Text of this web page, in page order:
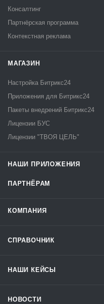
Консалтинг
Партнёрская программа
Контекстная реклама
МАГАЗИН
Настройка Битрикс24
Приложения для Битрикс24
Пакеты внедрений Битрикс24
Лицензии БУС
Лицензии "ТВОЯ ЦЕЛЬ"
НАШИ ПРИЛОЖЕНИЯ
ПАРТНЁРАМ
КОМПАНИЯ
СПРАВОЧНИК
НАШИ КЕЙСЫ
НОВОСТИ